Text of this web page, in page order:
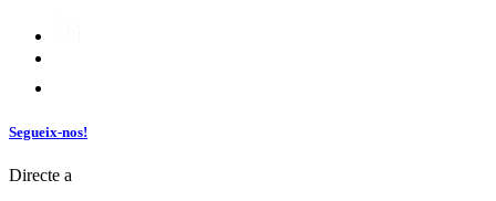
Segueix-nos!
Directe a